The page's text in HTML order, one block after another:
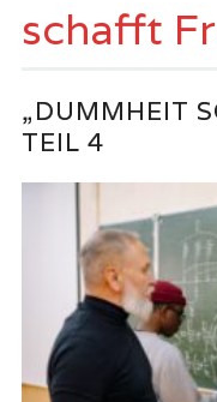
schafft
„DUMMHEIT
TEIL 4